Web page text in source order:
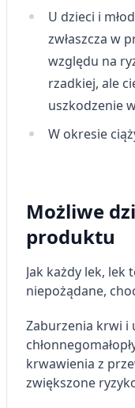
U dzieci i
zwłaszcza w
względu na
rzadkiej, ale
uszkodzenie
W okresie
Możliwe
produktu
Jak każdy lek, lek
niepożądane,
Zaburzenia krwi i
chłonnego
krwawienia z
zwiększone